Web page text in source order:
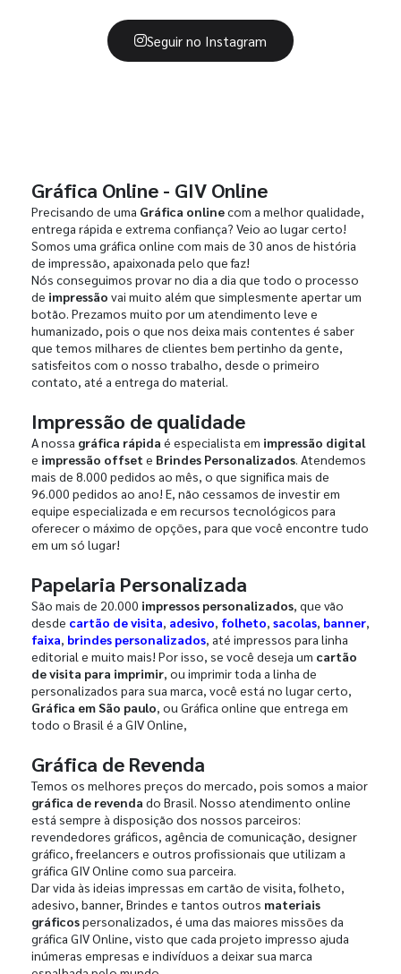
Seguir no Instagram
Gráfica Online - GIV Online
Precisando de uma Gráfica onlinecom a melhor qualidade,
entrega rápida e extrema confiança? Veio ao lugar certo!
Somos uma gráfica online com mais de 30 anos de história
de impressão, apaixonada pelo que faz!
Nós conseguimos provar no dia a dia que todo o processo
de impressão vai muito além que simplesmente apertar um
botão. Prezamos muito por um atendimento leve e
humanizado, pois o que nos deixa mais contentes é saber
que temos milhares de clientes bem pertinho da gente,
satisfeitos com o nosso trabalho, desde o primeiro
contato, até a entrega do material.
Impressão de qualidade
A nossa gráfica rápida é especialista em impressão digital
e impressão offset e Brindes Personalizados. Atendemos
mais de 8.000 pedidos ao mês, o que significa mais de
96.000 pedidos ao ano! E, não cessamos de investir em
equipe especializada e em recursos tecnológicos para
oferecer o máximo de opções, para que você encontre tudo
em um só lugar!
Papelaria Personalizada
São mais de 20.000 impressos personalizados, que vão
desde cartão de visita, adesivo, folheto, sacolas, banner,
faixa, brindes personalizados, até impressos para linha
editorial e muito mais! Por isso, se você deseja um cartão
de visita para imprimir, ou imprimir toda a linha de
personalizados para sua marca, você está no lugar certo,
Gráfica em São paulo, ou Gráfica online que entrega em
todo o Brasil é a GIV Online,
Gráfica de Revenda
Temos os melhores preços do mercado, pois somos a maior
gráfica de revenda do Brasil. Nosso atendimento online
está sempre à disposição dos nossos parceiros:
revendedores gráficos, agência de comunicação, designer
gráfico, freelancers e outros profissionais que utilizam a
gráfica GIV Online como sua parceira.
Dar vida às ideias impressas em cartão de visita, folheto,
adesivo, banner, Brindes e tantos outros materiais
gráficospersonalizados, é uma das maiores missões da
gráfica GIV Online, visto que cada projeto impresso ajuda
inúmeras empresas e indivíduos a deixar sua marca